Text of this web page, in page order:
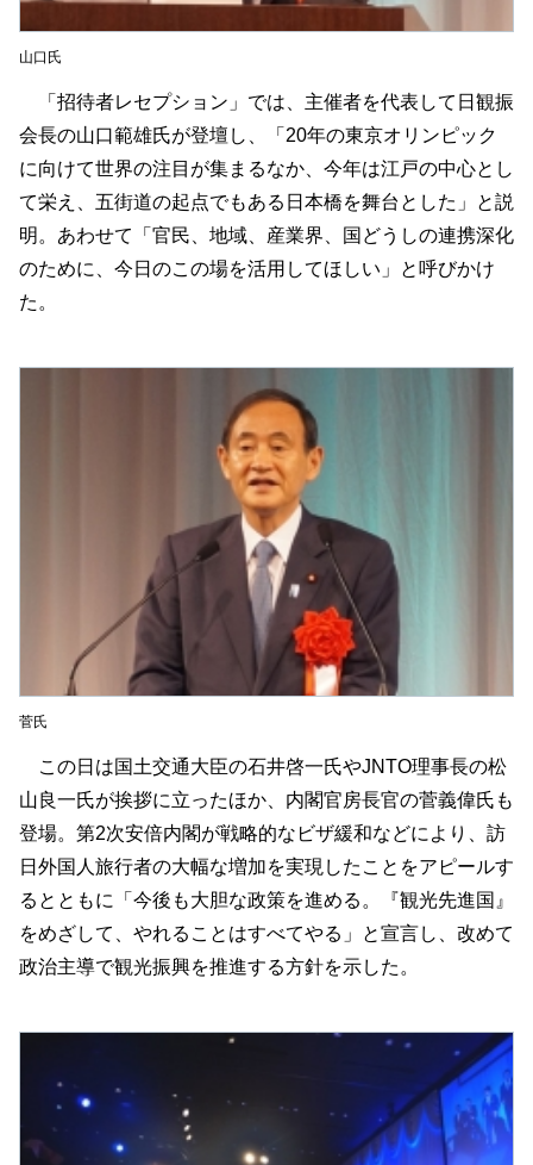
山口氏
「招待者レセプション」では、主催者を代表して日観振
会長の山口範雄氏が登壇し、「20年の東京オリンピック
に向けて世界の注目が集まるなか、今年は江戸の中心とし
て栄え、五街道の起点でもある日本橋を舞台とした」と説
明。あわせて「官民、地域、産業界、国どうしの連携深化
のために、今日のこの場を活用してほしい」と呼びかけ
た。
菅氏
この日は国土交通大臣の石井啓一氏やJNTO理事長の松
山良一氏が挨拶に立ったほか、内閣官房長官の菅義偉氏も
登場。第2次安倍内閣が戦略的なビザ緩和などにより、訪
日外国人旅行者の大幅な増加を実現したことをアピールす
るとともに「今後も大胆な政策を進める。『観光先進国』
をめざして、やれることはすべてやる」と宣言し、改めて
政治主導で観光振興を推進する方針を示した。